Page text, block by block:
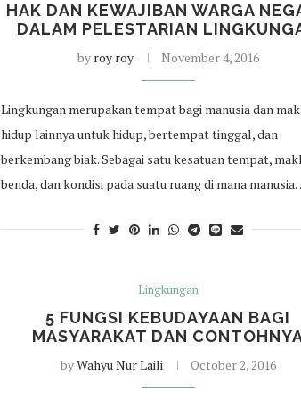
HAK DAN KEWAJIBAN WARGA
DALAM PELESTARIAN
by roy roy November 4, 2016
Lingkungan merupakan tempat bagi manusia dan
hidup lainnya untuk hidup, bertempat tinggal, dan
berkembang biak. Sebagai satu kesatuan tempat,
benda, dan kondisi pada suatu ruang di mana
Lingkungan
5 FUNGSI KEBUDAYAAN BAGI
MASYARAKAT DAN
byWahyu Nur Laili October 2, 2016